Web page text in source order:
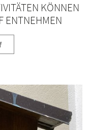
KÖNNEN
ENTNEHMEN